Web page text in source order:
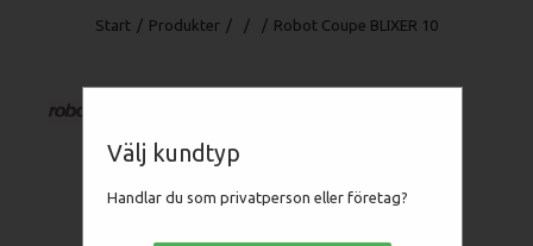
Välj kundtyp
Handlar du som privatperson eller företag?
Start / Produkter / / / Robot Coupe BLIXER 10